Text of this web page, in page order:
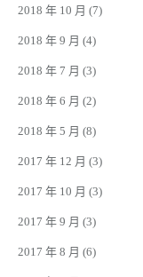
2018 年 10 月 (7)
2018 年 9 月 (4)
2018 年 7 月 (3)
2018 年 6 月 (2)
2018 年 5 月 (8)
2017 年 12 月 (3)
2017 年 10 月 (3)
2017 年 9 月 (3)
2017 年 8 月 (6)